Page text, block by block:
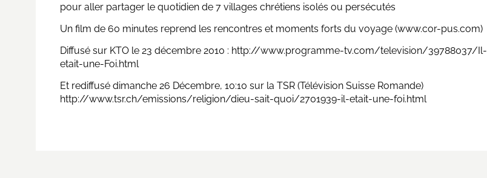
pour aller partager le quotidien de 7 villages chrétiens isolés ou persécutés
Un film de 60 minutes reprend les rencontres et moments forts du voyage (www.cor-pus.com)
Diffusé sur KTO le 23 décembre 2010 : http://www.programme-tv.com/television/39788037/Il-
etait-une-Foi.html
Et rediffusé dimanche 26 Décembre, 10:10 sur la TSR (Télévision Suisse Romande)
http://www.tsr.ch/emissions/religion/dieu-sait-quoi/2701939-il-etait-une-foi.html